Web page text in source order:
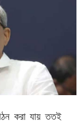
করা যায় ততই